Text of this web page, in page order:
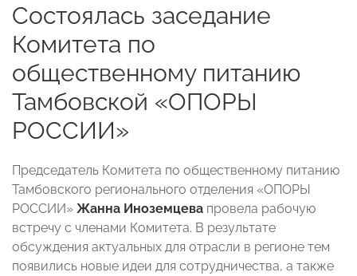
Состоялась заседание
Комитета по
общественному питанию
Тамбовской «ОПОРЫ
РОССИИ»
Председатель Комитета по общественному питанию
Тамбовского регионального отделения «ОПОРЫ
РОССИИ» Жанна Иноземцева провела рабочую
встречу с членами Комитета. В результате
обсуждения актуальных для отрасли в регионе тем
появились новые идеи для сотрудничества, а также